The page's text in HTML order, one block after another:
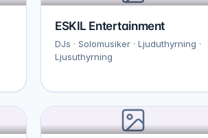
ESKIL Entertainment
DJs · Solomusiker · Ljuduthyrning ·
Ljusuthyrning